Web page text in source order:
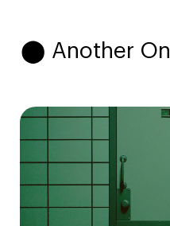
⬤ Another